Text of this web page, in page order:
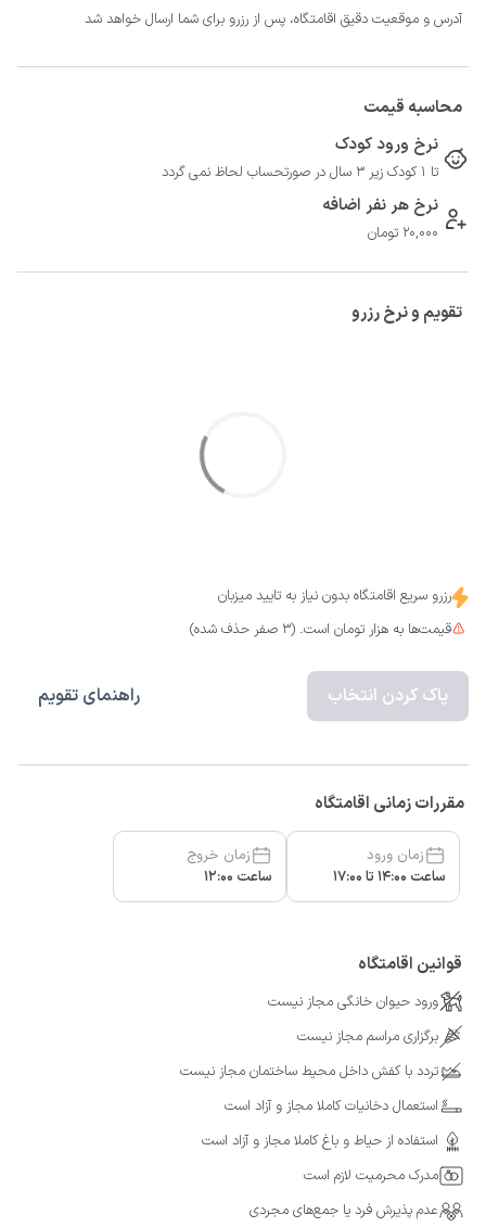
آدرس و موقعیت دقیق اقامتگاه، پس از رزرو برای شما ارسال خواهد شد
محاسبه قیمت
نرخ ورود کودک
تا 1 کودک زیر 3 سال در صورتحساب لحاظ نمی گردد
نرخ هر نفر اضافه
20,000 تومان
تقویم و نرخ رزرو
رزرو سریع اقامتگاه بدون نیاز به تایید میزبان
قیمت‌ها به هزار تومان است. (3 صفر حذف شده)
پاک کردن انتخاب راهنمای تقویم
مقررات زمانی اقامتگاه
زمان ورود
ساعت 14:00 تا 17:00
زمان خروج
ساعت 12:00
قوانین اقامتگاه
ورود حیوان خانگی مجاز نیست
برگزاری مراسم مجاز نیست
تردد با کفش داخل محیط ساختمان مجاز نیست
استعمال دخانیات کاملا مجاز و آزاد است
استفاده از حیاط و باغ کاملا مجاز و آزاد است
مدرک محرمیت لازم است
عدم پذیرش فرد یا جمع‌های مجردی